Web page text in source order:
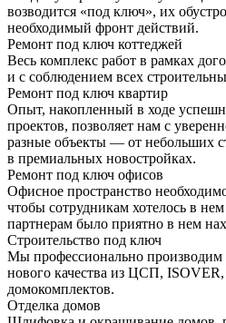
возводится «под ключ», их
необходимый фронт действий.
Ремонт под ключ коттеджей
Весь комплекс работ в рамках
и с соблюдением всех
Ремонт под ключ квартир
Опыт, накопленный в ходе
проектов, позволяет нам с
разные объекты — от небольших
в премиальных новостройках.
Ремонт под ключ офисов
Офисное пространство
чтобы сотрудникам хотелось в
партнерам было приятно в нем
Строительство под ключ
Мы профессионально производим
нового качества из ЦСП,
домокомплектов.
Отделка домов